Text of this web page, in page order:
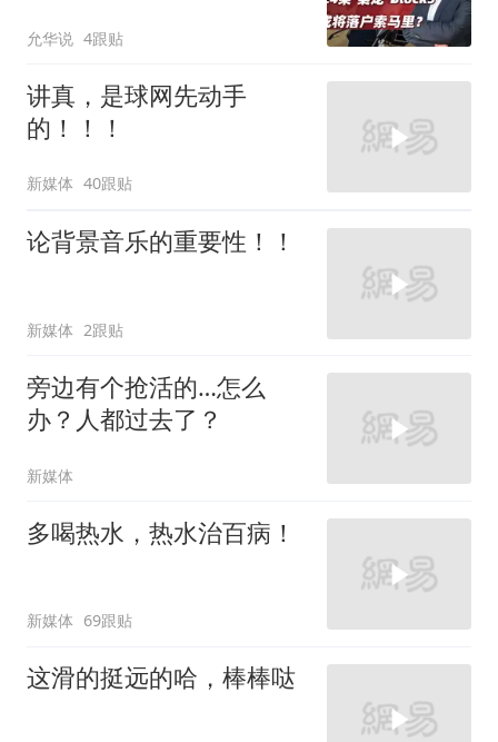
允华说 4跟贴
讲真，是球网先动手
的！！！
新媒体 40跟贴
论背景音乐的重要性！！
新媒体 2跟贴
旁边有个抢活的…怎么
办？人都过去了？
新媒体
多喝热水，热水治百病！
新媒体 69跟贴
这滑的挺远的哈，棒棒哒